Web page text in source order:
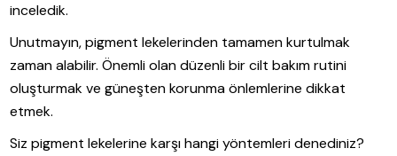
inceledik.
Unutmayın, pigment lekelerinden tamamen kurtulmak
zaman alabilir. Önemli olan düzenli bir cilt bakım rutini
oluşturmak ve güneşten korunma önlemlerine dikkat
etmek.
Siz pigment lekelerine karşı hangi yöntemleri denediniz?